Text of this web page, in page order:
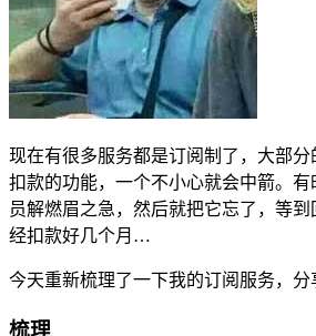
现在有很多服务都是订阅制了，大部
扣款的功能，一个不小心就会中箭。
员解燃眉之急，然后就把它忘了，等
经扣款好几个月…
今天重新梳理了一下我的订阅服务，分
梳理